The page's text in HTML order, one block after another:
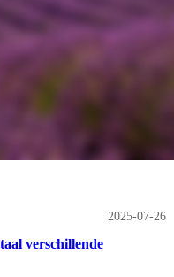
2025-07-26
verschillende